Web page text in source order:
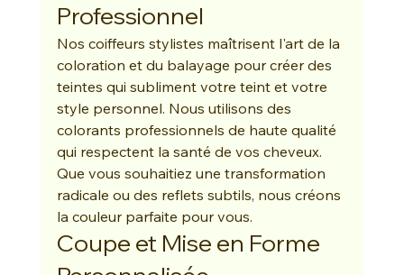
Professionnel
Nos coiffeurs stylistes maîtrisent l'art de la
coloration et du balayage pour créer des
teintes qui subliment votre teint et votre
style personnel. Nous utilisons des
colorants professionnels de haute qualité
qui respectent la santé de vos cheveux.
Que vous souhaitiez une transformation
radicale ou des reflets subtils, nous créons
la couleur parfaite pour vous.
Coupe et Mise en Forme